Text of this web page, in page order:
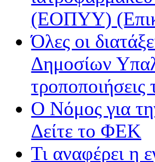
(ΕΟΠΥΥ)
Όλες οι
Δημοσίων
Ο Νόμος για
Δείτε το ΦΕΚ
Τι αναφέρει η